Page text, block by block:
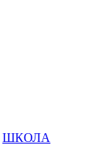
ШКОЛА